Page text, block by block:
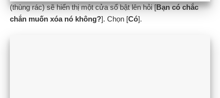
(thùng rác) sẽ hiển thị một cửa sổ bật lên hỏi [Bạn có chắc
chắn muốn xóa nó không?]. Chọn [Có].